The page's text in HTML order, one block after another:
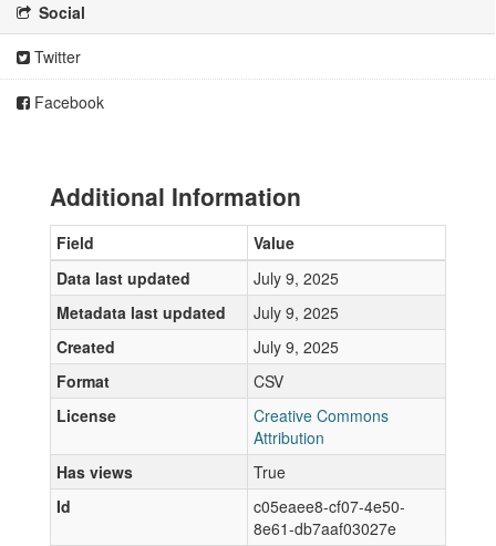
Social
Twitter
Facebook
Additional Information
Field
Value
Data last updated
July 9, 2025
Metadata last updated
July 9, 2025
Created
July 9, 2025
Format
CSV
License
Creative Commons
Attribution
Has views
True
Id
c05eaee8-cf07-4e50-
8e61-db7aaf03027e